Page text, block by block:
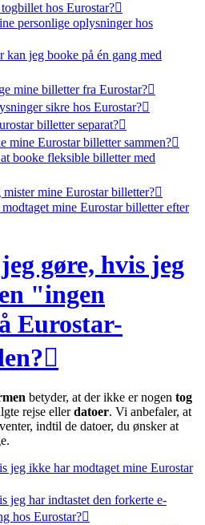
hos Eurostar?
personlige oplysninger hos
kan jeg booke på én gang med
mine billetter fra Eurostar?
sikre hos Eurostar?
billetter separat?
mine Eurostar billetter sammen?
booke fleksible billetter med
mine Eurostar billetter?
mine Eurostar billetter efter
gøre, hvis jeg
"ingen
Eurostar-

betyder, at der ikke er nogen tog
rejse ellerdatoer. Vi anbefaler, at
indtil de datoer, du ønsker at
jeg ikke har modtaget mine Eurostar
jeg har indtastet den forkerte e-
hos Eurostar?